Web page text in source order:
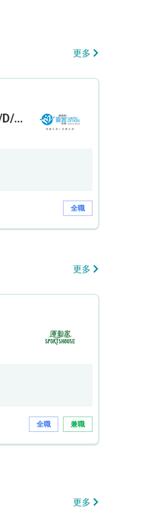
更多
司機 (編號：HCHDE/D/CTE)
全職
更多
全職 兼職
更多